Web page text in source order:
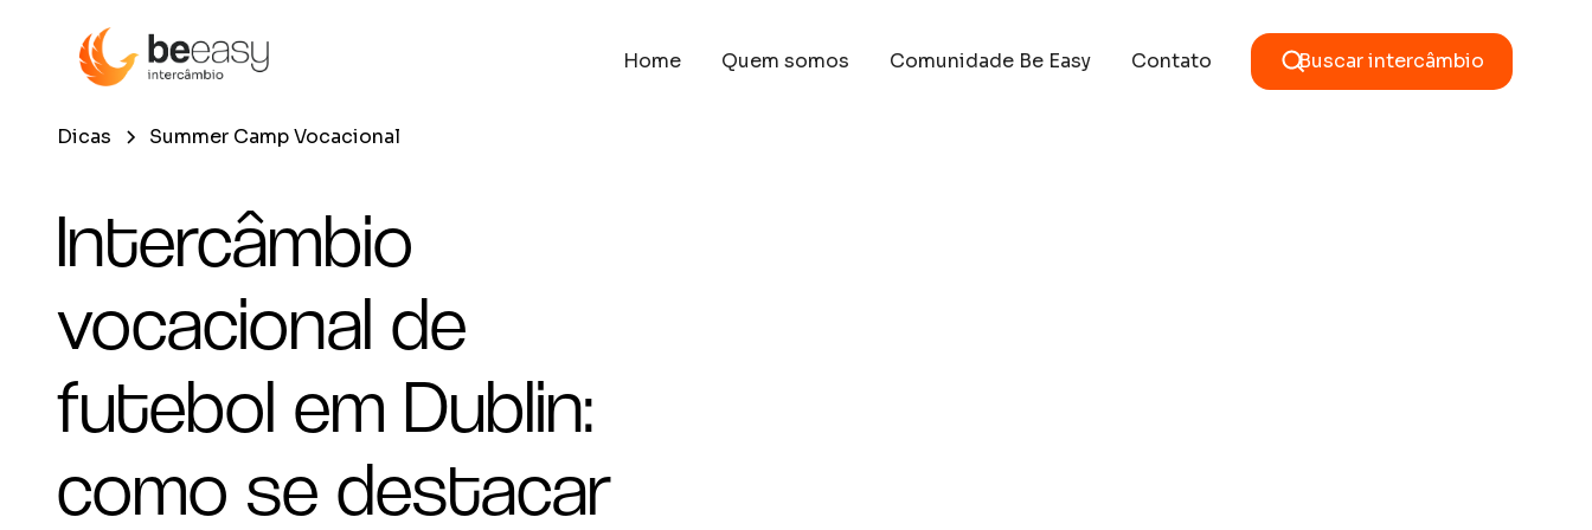
Home Quem somos Comunidade Be Easy Contato Buscar intercâmbio
Dicas Summer Camp Vocacional
Intercâmbio
vocacional de
futebol em Dublin:
como se destacar